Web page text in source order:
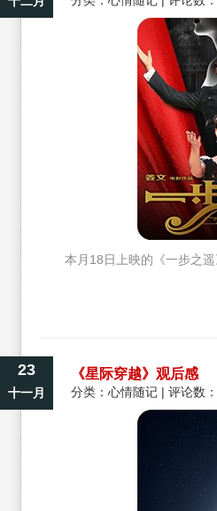
本月18日上映的《一步之
23
十一月
《星际穿越》观后感
分类： 心情随记 | 评论数